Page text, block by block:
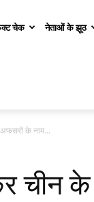
चेक नेताओं के झूठ
के नाम...